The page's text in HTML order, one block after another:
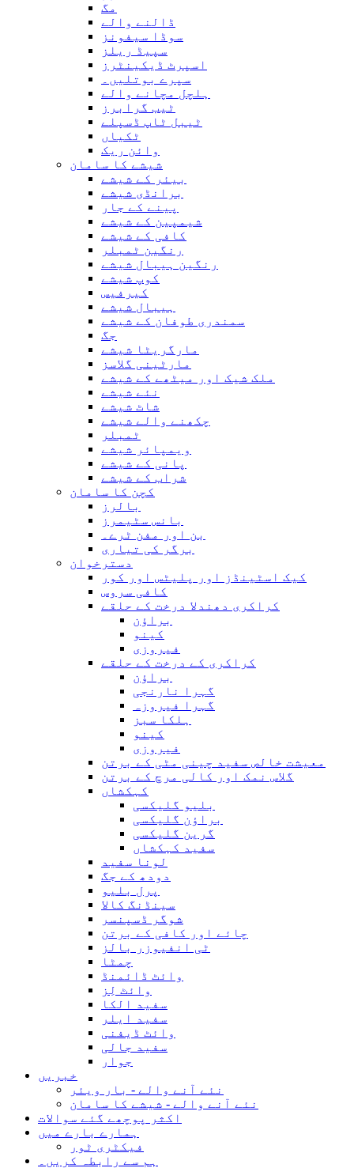
مگ
ڈالنے والے
سوڈا سیفونز
سپیڈ ریلز
اسپرٹ ڈیکینٹرز
سپرے بوتلیں۔
ہلچل مچانے والے
ٹیب گرابرز
ٹیبل ٹاپ ڈسپلے
ٹکیاں
وائن ریک
شیشے کا سامان
بیئر کے شیشے
برانڈی شیشے
پینے کے جار
شیمپین کے شیشے
کافی کے شیشے
رنگین ٹمبلر
رنگین ہیبال شیشے
کوپ شیشے
کیرفیس
ہیبال شیشے
سمندری طوفان کے شیشے
جگ
مارگریٹا شیشے
مارٹینی گلاسز
ملک شیک اور میٹھے کے شیشے
نئے شیشے
شاٹ شیشے
چکھنے والے شیشے
ٹمبلر
ویمپائر شیشے
پانی کے شیشے
شراب کے شیشے
کچن کا سامان
بالرز
بانس سٹیمرز
بن اور مفن ٹرے۔
برگر کی تیاری
دسترخوان
کیک اسٹینڈز اور پلیٹس اور کور
کافی سروس
کراکری دھندلا درخت کے حلقے
براؤن
کینو
فیروزی
کراکری کے درخت کے حلقے
براؤن
گہرا نارنجی
گہرا فیروزہ
ہلکا سبز
کینو
فیروزی
معیشت خالص سفید چینی مٹی کے برتن
گلاس نمک اور کالی مرچ کے برتن
کہکشاں
بلیو گلیکسی
براؤن گلیکسی
گرین گلیکسی
سفید کہکشاں
لونا سفید
دودھ کے جگ
پرل بلیو
سینڈنگ کالا
شوگر ڈسپنسر
چائے اور کافی کے برتن
ٹی انفیوزر بالز
چمٹا
وائٹ ڈائمنڈ
وائٹ لِز
سفید الکا
سفید ایلر
وائٹ ڈیفنی
سفید جالی
جوار
خبریں
نئے آنے والے - بار ویئر
نئے آنے والے - شیشے کا سامان
اکثر پوچھے گئے سوالات
ہمارے بارے میں
فیکٹری ٹور
ہم سے رابطہ کریں۔